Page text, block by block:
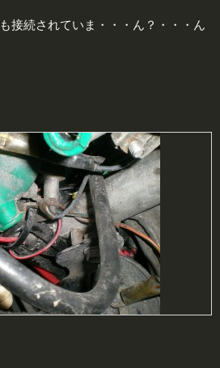
接続されていま・・・ん？・・・ん